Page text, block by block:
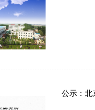
公示：北